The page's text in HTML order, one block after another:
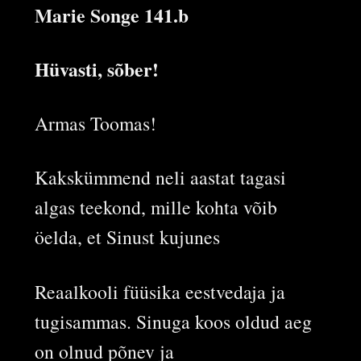
Marie Songe 141.b
Hüvasti, sõber!
Armas Toomas!
Kakskümmend neli aastat tagasi
algas teekond, mille kohta võib
öelda, et Sinust kujunes
Reaalkooli füüsika eestvedaja ja
tugisammas. Sinuga koos oldud aeg
on olnud põnev ja